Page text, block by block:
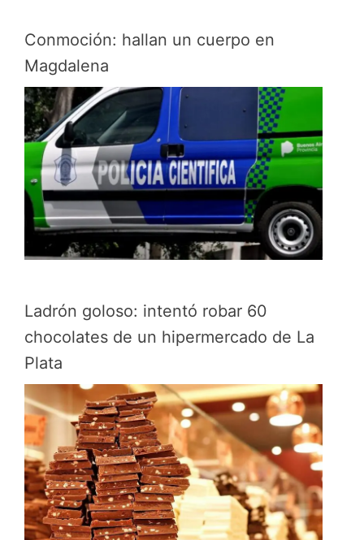
Conmoción: hallan un cuerpo en
Magdalena
Ladrón goloso: intentó robar 60
chocolates de un hipermercado de La
Plata